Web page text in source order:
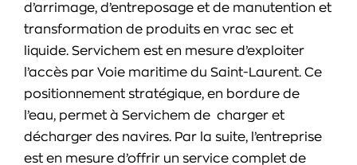
d’arrimage, d’entreposage et de manutention et
transformation de produits en vrac sec et
liquide. Servichem est en mesure d’exploiter
l’accès par Voie maritime du Saint-Laurent. Ce
positionnement stratégique, en bordure de
l’eau, permet à Servichem de charger et
décharger des navires. Par la suite, l’entreprise
est en mesure d’offrir un service complet de